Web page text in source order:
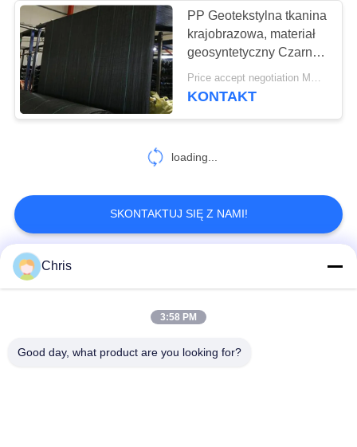
PP Geotekstylna tkanina
krajobrazowa, materiał
geosyntetyczny Czarna
mata barierowa z
ochroną UV
Price accept negotiation MOQ:100m2
KONTAKT
loading...
SKONTAKTUJ SIĘ Z NAMI!
popularne kategorie
Chris
3:58 PM
Good day, what product are you looking for?